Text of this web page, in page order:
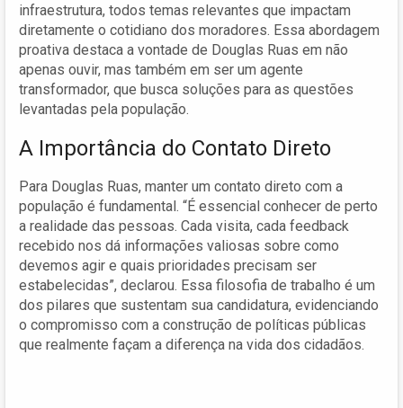
infraestrutura, todos temas relevantes que impactam
diretamente o cotidiano dos moradores. Essa abordagem
proativa destaca a vontade de Douglas Ruas em não
apenas ouvir, mas também em ser um agente
transformador, que busca soluções para as questões
levantadas pela população.
A Importância do Contato Direto
Para Douglas Ruas, manter um contato direto com a
população é fundamental. “É essencial conhecer de perto
a realidade das pessoas. Cada visita, cada feedback
recebido nos dá informações valiosas sobre como
devemos agir e quais prioridades precisam ser
estabelecidas”, declarou. Essa filosofia de trabalho é um
dos pilares que sustentam sua candidatura, evidenciando
o compromisso com a construção de políticas públicas
que realmente façam a diferença na vida dos cidadãos.